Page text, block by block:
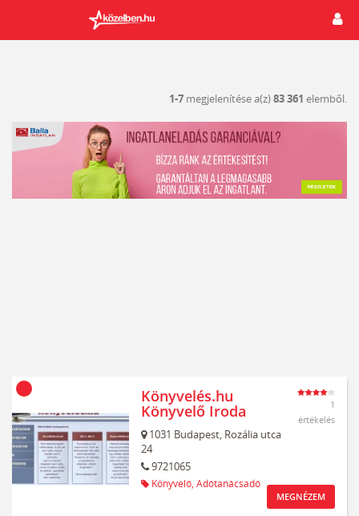
1-7 megjelenítése a(z)83 361 elemből.
Könyvelés.hu
Könyvelő Iroda
1031 Budapest, Rozália utca
24
9721065
Könyvelő, Adótanácsadó
1
értékelés
MEGNÉZEM